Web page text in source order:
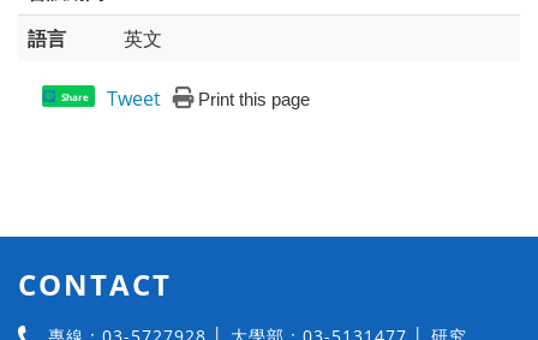
語言
英文
Share Tweet Print this page
CONTACT